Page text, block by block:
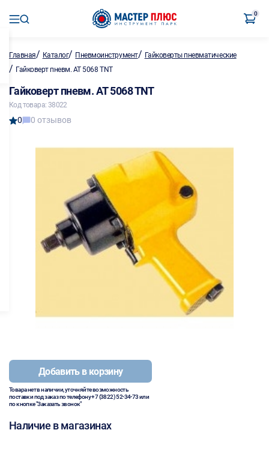
0
Главная/ Каталог/ Пневмоинструмент/ Гайковерты пневматические
/ Гайковерт пневм. AT 5068 TNT
Гайковерт пневм. AT 5068 TNT
Код товара: 38022
0 0 отзывов
Добавить в корзину
Товара нет в наличии, уточняйте возможность
поставки под заказ по телефону+7 (3822) 52-34-73или
по кнопке "Заказать звонок"
Наличие в магазинах